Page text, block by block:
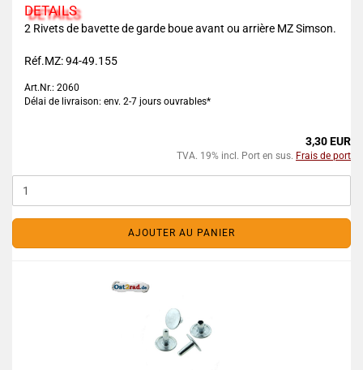
DETAILS
2 Rivets de bavette de garde boue avant ou arrière MZ Simson.
Réf.MZ: 94-49.155
Art.Nr.: 2060
Délai de livraison: env. 2-7 jours ouvrables*
3,30 EUR
TVA. 19% incl. Port en sus. Frais de port
AJOUTER AU PANIER